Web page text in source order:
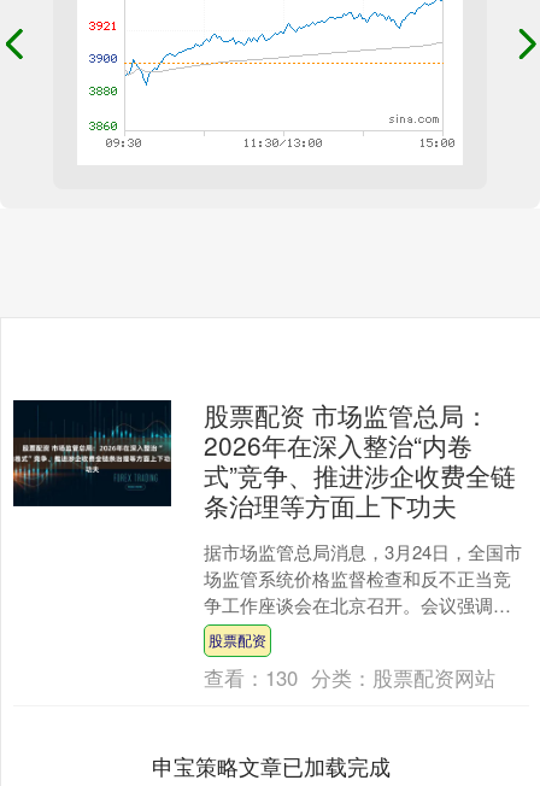
股票配资 市场监管总局：
2026年在深入整治“内卷
式”竞争、推进涉企收费全链
条治理等方面上下功夫
据市场监管总局消息，3月24日，全国市
场监管系统价格监督检查和反不正当竞
争工作座谈会在北京召开。会议强调，
2026年是“十五五”规划开局之年，价监竞
争工作要聚焦....
股票配资
查看： 130 分类： 股票配资网站
申宝策略文章已加载完成